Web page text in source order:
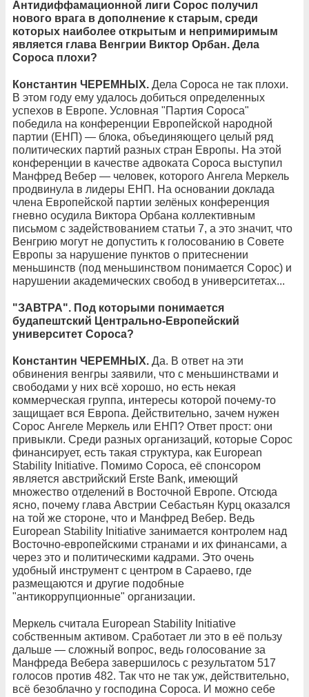
Антидиффамационной лиги Сорос получил
нового врага в дополнение к старым, среди
которых наиболее открытым и непримиримым
является глава Венгрии Виктор Орбан. Дела
Сороса плохи?
Константин ЧЕРЕМНЫХ. Дела Сороса не так плохи.
В этом году ему удалось добиться определенных
успехов в Европе. Условная "Партия Сороса"
победила на конференции Европейской народной
партии (ЕНП) — блока, объединяющего целый ряд
политических партий разных стран Европы. На этой
конференции в качестве адвоката Сороса выступил
Манфред Вебер — человек, которого Ангела Меркель
продвинула в лидеры ЕНП. На основании доклада
члена Европейской партии зелёных конференция
гневно осудила Виктора Орбана коллективным
письмом с задействованием статьи 7, а это значит, что
Венгрию могут не допустить к голосованию в Совете
Европы за нарушение пунктов о притеснении
меньшинств (под меньшинством понимается Сорос) и
нарушении академических свобод в университетах...
"ЗАВТРА". Под которыми понимается
будапештский Центрально-Европейский
университет Сороса?
Константин ЧЕРЕМНЫХ. Да. В ответ на эти
обвинения венгры заявили, что с меньшинствами и
свободами у них всё хорошо, но есть некая
коммерческая группа, интересы которой почему-то
защищает вся Европа. Действительно, зачем нужен
Сорос Ангеле Меркель или ЕНП? Ответ прост: они
привыкли. Среди разных организаций, которые Сорос
финансирует, есть такая структура, как European
Stability Initiative. Помимо Сороса, её спонсором
является австрийский Erste Bank, имеющий
множество отделений в Восточной Европе. Отсюда
ясно, почему глава Австрии Себастьян Курц оказался
на той же стороне, что и Манфред Вебер. Ведь
European Stability Initiative занимается контролем над
Восточно-европейскими странами и их финансами, а
через это и политическими кадрами. Это очень
удобный инструмент с центром в Сараево, где
размещаются и другие подобные
"антикоррупционные" организации.
Меркель считала European Stability Initiative
собственным активом. Сработает ли это в её пользу
дальше — сложный вопрос, ведь голосование за
Манфреда Вебера завершилось с результатом 517
голосов против 482. Так что не так уж, действительно,
всё безоблачно у господина Сороса. И можно себе